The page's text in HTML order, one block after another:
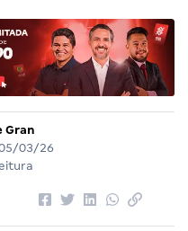
Gran
03/26